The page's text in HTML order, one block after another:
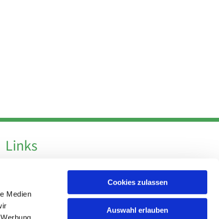
Medien
Cookies zulassen
Auswahl erlauben
Links
Impressum